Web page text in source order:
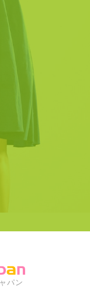
パン